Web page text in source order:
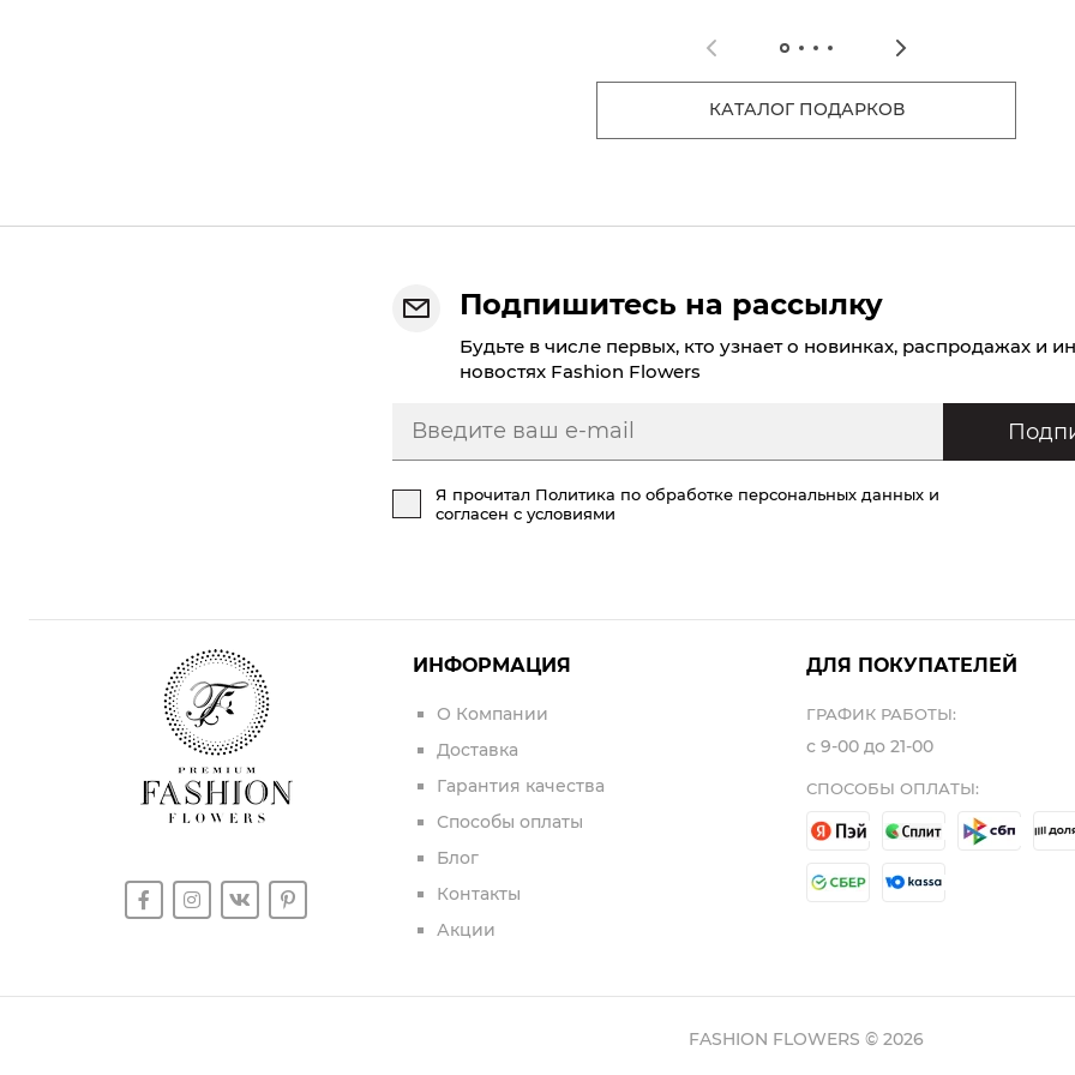
КАТАЛОГ ПОДАРКОВ
Подпишитесь на рассылку
Будьте в числе первых, кто узнает о новинках, распродажах и
новостях Fashion Flowers
Я прочитал Политика по обработке персональных данных и
согласен с условиями
ИНФОРМАЦИЯ
О Компании
Доставка
Гарантия качества
Способы оплаты
Блог
Контакты
Акции
ДЛЯ ПОКУПАТЕЛЕЙ
ГРАФИК РАБОТЫ:
с 9-00 до 21-00
СПОСОБЫ ОПЛАТЫ:
FASHION FLOWERS © 2026